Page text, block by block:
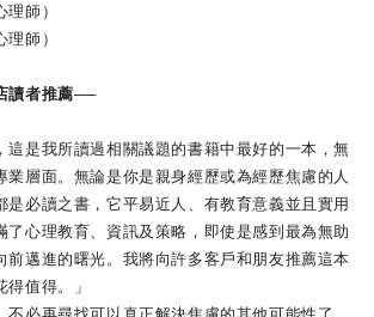
師）
師）
讀者推薦──
是我所讀過相關議題的書籍中最好的一本，無
業層面。無論是你是親身經歷或為經歷焦慮的人
是必讀之書，它平易近人、有教育意義並且實用
了心理教育、資訊及策略，即使是感到最為無助
前邁進的曙光。我將向許多客戶和朋友推薦這本
值得。」